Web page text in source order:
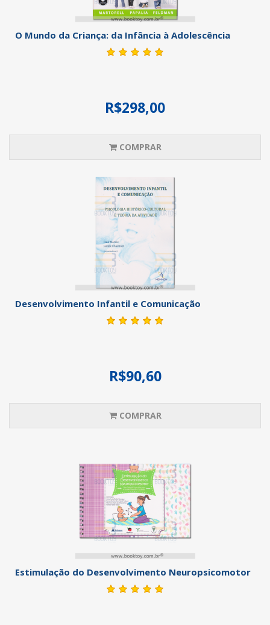
O Mundo da Criança: da Infância à Adolescência
R$298,00
COMPRAR
Desenvolvimento Infantil e Comunicação
R$90,60
COMPRAR
Estimulação do Desenvolvimento Neuropsicomotor